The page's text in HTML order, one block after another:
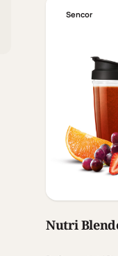
Sencor
Nutri